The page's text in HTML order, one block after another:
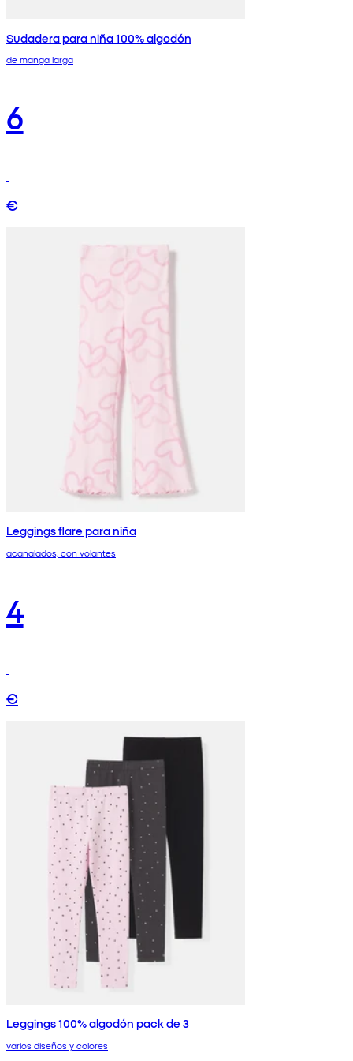
Sudadera para niña 100% algodón
de manga larga
6
€
Leggings flare para niña
acanalados, con volantes
4
€
Leggings 100% algodón pack de 3
varios diseños y colores